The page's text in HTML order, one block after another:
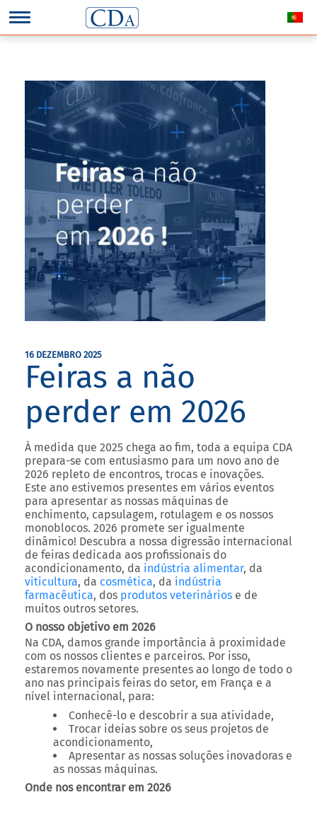
16 DEZEMBRO 2025
Feiras a não
perder em 2026
À medida que 2025 chega ao fim, toda a equipa CDA
prepara-se com entusiasmo para um novo ano de
2026 repleto de encontros, trocas e inovações.
Este ano estivemos presentes em vários eventos
para apresentar as nossas máquinas de
enchimento, capsulagem, rotulagem e os nossos
monoblocos. 2026 promete ser igualmente
dinâmico! Descubra a nossa digressão internacional
de feiras dedicada aos profissionais do
acondicionamento, da indústria alimentar, da
viticultura, da cosmética, da indústria
farmacêutica, dos produtos veterinários e de
muitos outros setores.
O nosso objetivo em 2026
Na CDA, damos grande importância à proximidade
com os nossos clientes e parceiros. Por isso,
estaremos novamente presentes ao longo de todo o
ano nas principais feiras do setor, em França e a
nível internacional, para:
Conhecê-lo e descobrir a sua atividade,
Trocar ideias sobre os seus projetos de
acondicionamento,
Apresentar as nossas soluções inovadoras e
as nossas máquinas.
Onde nos encontrar em 2026